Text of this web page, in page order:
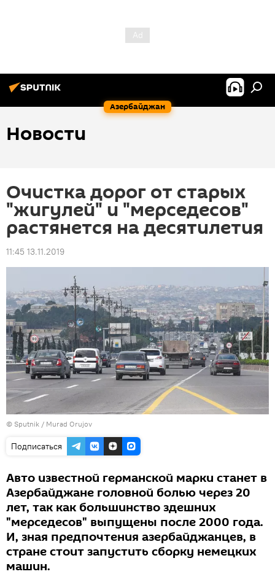
Азербайджан
Новости
Очистка дорог от старых
"жигулей" и "мерседесов"
растянется на десятилетия
11:45 13.11.2019
© Sputnik / Murad Orujov
Подписаться
Авто известной германской марки станет в
Азербайджане головной болью через 20
лет, так как большинство здешних
"мерседесов" выпущены после 2000 года.
И, зная предпочтения азербайджанцев, в
стране стоит запустить сборку немецких
машин.